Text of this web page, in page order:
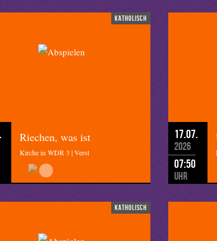
katholisch
Riechen, was ist
Kirche in WDR 3 | Verst
17.07.
2026
07:50
Uhr
katholisch